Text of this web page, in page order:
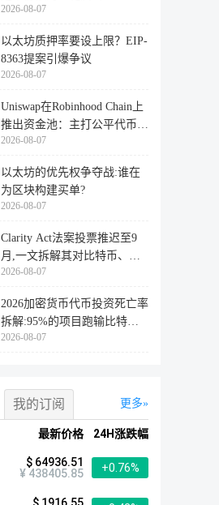
2026-08-07
以太坊质押率要设上限？EIP-
8363提案引爆争议
2026-08-07
Uniswap在Robinhood Chain上
推出资金池：主打公平代币发
行
2026-08-07
以太坊的优先权争夺战:谁在
为区块构建买单?
2026-08-07
Clarity Act法案投票推迟至9
月,一文拆解其对比特币、以
太坊
2026-08-07
2026加密货币代币投资死亡率
拆解:95%的项目跑输比特
币,73%最
2026-08-07
更多
我的订阅
最新价格 24H涨跌幅
$ 64936.51
¥ 438405.85
+0.76%